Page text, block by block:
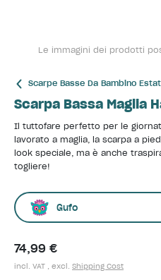
Le immagini dei prodotti
Scarpe Basse Da Bambino
Scarpa Bassa Maglia
Il tuttofare perfetto per le
lavorato a maglia, la scarpa a
look speciale, ma è anche
togliere!
Gufo
74,99 €
incl. VAT , excl. Shipping Cost